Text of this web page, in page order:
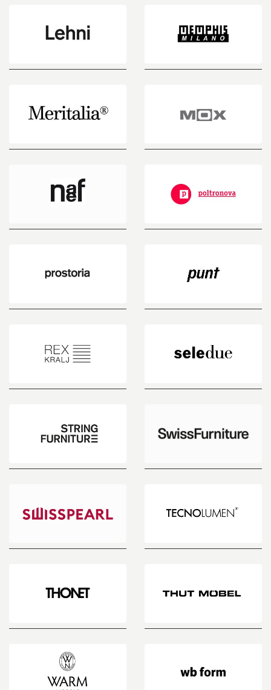
Lehni
Memphis
Meritalia MOX
Naef Poltronova
Prostoria
Punt
Rex
seledue
String
Swisspearl TECNOLUMEN
THONET
Thut